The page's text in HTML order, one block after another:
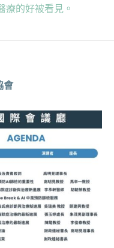
療的好被看見。
會